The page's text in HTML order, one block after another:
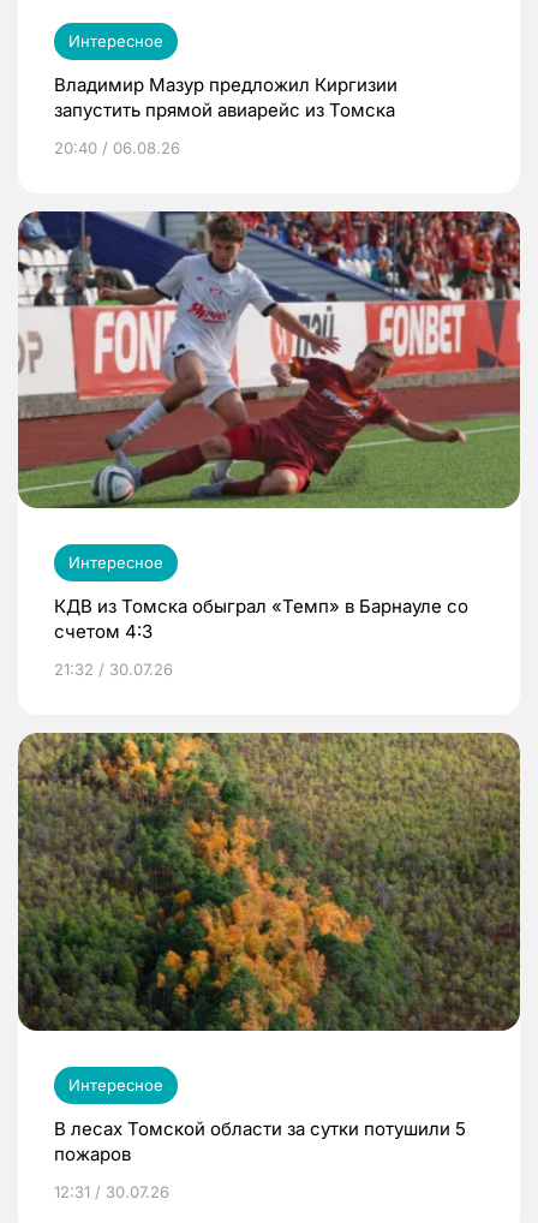
Интересное
Владимир Мазур предложил Киргизии
запустить прямой авиарейс из Томска
20:40 / 06.08.26
Интересное
КДВ из Томска обыграл «Темп» в Барнауле со
счетом 4:3
21:32 / 30.07.26
Интересное
В лесах Томской области за сутки потушили 5
пожаров
12:31 / 30.07.26